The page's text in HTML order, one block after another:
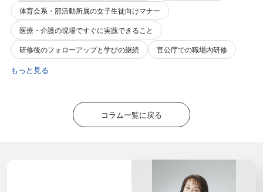
体育会系・部活動所属の女子生徒向けマナー
医療・介護の現場ですぐに実践できること
研修後のフォローアップと学びの継続
官公庁での職場内研修
もっと見る
コラム一覧に戻る